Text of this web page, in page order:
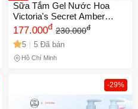
Sữa Tắm Gel Nước Hoa
Victoria's Secret Amber
Romance 250ml - Hương
Thơm Quyến Rũ, Dưỡng Da
Mềm Mịn, Chăm Sóc Cơ
Thể Hàng Ngày
177.000đ 230.000đ
5 5 Đã bán
Hồ Chí Minh
-29%